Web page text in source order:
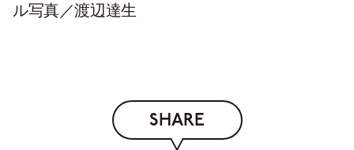
ル写真／渡辺達生
SHARE